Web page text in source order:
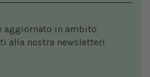
aggiornato in ambito
alla nostra newsletter!